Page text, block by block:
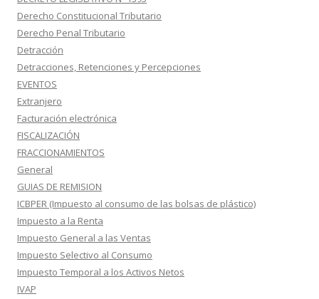
Derecho Constitucional Tributario
Derecho Penal Tributario
Detracción
Detracciones, Retenciones y Percepciones
EVENTOS
Extranjero
Facturación electrónica
FISCALIZACIÓN
FRACCIONAMIENTOS
General
GUIAS DE REMISION
ICBPER (Impuesto al consumo de las bolsas de plástico)
Impuesto a la Renta
Impuesto General a las Ventas
Impuesto Selectivo al Consumo
Impuesto Temporal a los Activos Netos
IVAP